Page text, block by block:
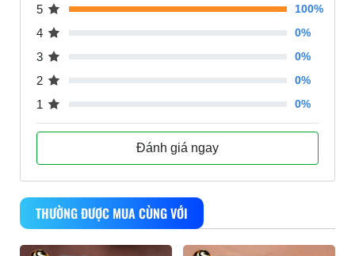
5 100%
4 0%
3 0%
2 0%
1 0%
Đánh giá ngay
THƯỜNG ĐƯỢC MUA CÙNG VỚI